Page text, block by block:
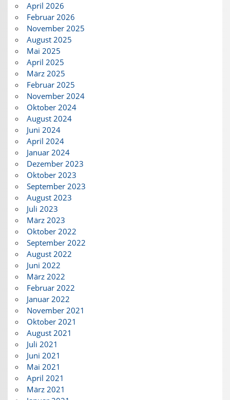
April 2026
Februar 2026
November 2025
August 2025
Mai 2025
April 2025
März 2025
Februar 2025
November 2024
Oktober 2024
August 2024
Juni 2024
April 2024
Januar 2024
Dezember 2023
Oktober 2023
September 2023
August 2023
Juli 2023
März 2023
Oktober 2022
September 2022
August 2022
Juni 2022
März 2022
Februar 2022
Januar 2022
November 2021
Oktober 2021
August 2021
Juli 2021
Juni 2021
Mai 2021
April 2021
März 2021